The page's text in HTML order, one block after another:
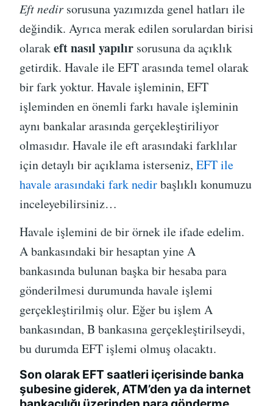
Eft nedir sorusuna yazımızda genel hatları ile
değindik. Ayrıca merak edilen sorulardan birisi
olarakeft nasıl yapılır sorusuna da açıklık
getirdik. Havale ile EFT arasında temel olarak
bir fark yoktur. Havale işleminin, EFT
işleminden en önemli farkı havale işleminin
aynı bankalar arasında gerçekleştiriliyor
olmasıdır. Havale ile eft arasındaki farklılar
için detaylı bir açıklama isterseniz, EFT ile
havale arasındaki fark nedirbaşlıklı konumuzu
inceleyebilirsiniz…
Havale işlemini de bir örnek ile ifade edelim.
A bankasındaki bir hesaptan yine A
bankasında bulunan başka bir hesaba para
gönderilmesi durumunda havale işlemi
gerçekleştirilmiş olur. Eğer bu işlem A
bankasından, B bankasına gerçekleştirilseydi,
bu durumda EFT işlemi olmuş olacaktı.
Son olarak EFT saatleri içerisinde banka
şubesine giderek, ATM’den ya da internet